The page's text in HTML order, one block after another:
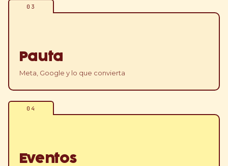
03
Pauta
Meta, Google y lo que convierta
04
Eventos